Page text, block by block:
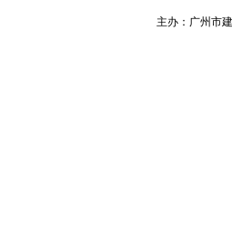
主办：广州市